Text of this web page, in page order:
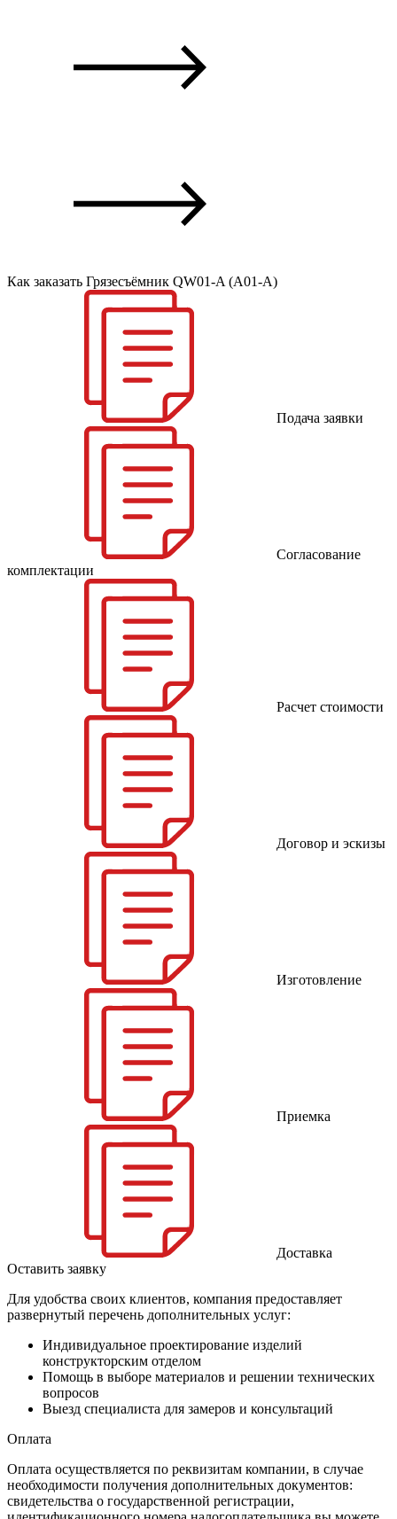
Как заказать Грязесъёмник QW01-A (A01-A)
Подача заявки
Согласование
комплектации
Расчет стоимости
Договор и эскизы
Изготовление
Приемка
Доставка
Оставить заявку
Для удобства своих клиентов, компания предоставляет
развернутый перечень дополнительных услуг:
Индивидуальное проектирование изделий
конструкторским отделом
Помощь в выборе материалов и решении технических
вопросов
Выезд специалиста для замеров и консультаций
Оплата
Оплата осуществляется по реквизитам компании, в случае
необходимости получения дополнительных документов:
свидетельства о государственной регистрации,